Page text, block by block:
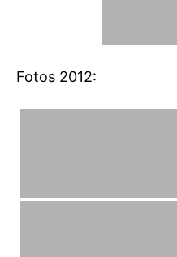
Fotos 2012: